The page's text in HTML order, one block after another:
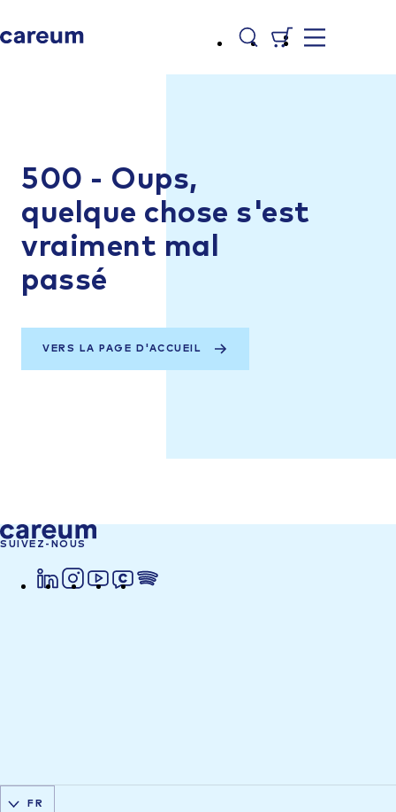
500 - Oups,
quelque chose s'est
vraiment mal
passé
VERS LA PAGE D'ACCUEIL
SUIVEZ-NOUS
FR